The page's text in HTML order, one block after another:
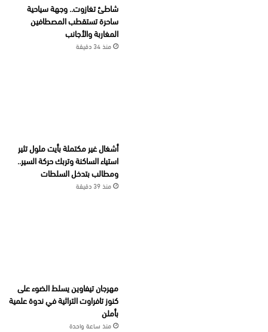
شاطئ تغازوت.. وجهة سياحية
ساحرة تستقطب المصطافين
المغاربة والأجانب
منذ 34 دقيقة
أشغال غير مكتملة بأيت ملول تثير
استياء الساكنة وتربك حركة السير..
ومطالب بتدخل السلطات
منذ 39 دقيقة
مهرجان تيفاوين يسلط الضوء على
كنوز تافراوت التراثية في ندوة علمية
بأملن
منذ ساعة واحدة